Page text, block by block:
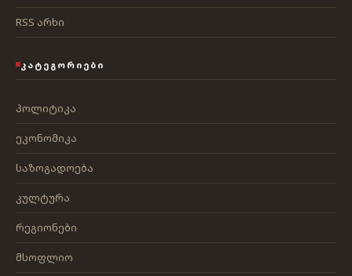
RSS არხი
ᲙᲐᲢᲔᲒᲝᲠᲘᲔᲑᲘ
პოლიტიკა
ეკონომიკა
საზოგადოება
კულტურა
რეგიონები
მსოფლიო